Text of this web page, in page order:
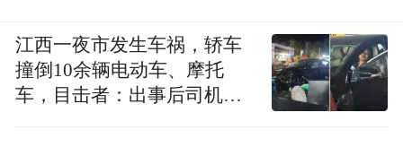
江西一夜市发生车祸，轿车
撞倒10余辆电动车、摩托
车，目击者：出事后司机一